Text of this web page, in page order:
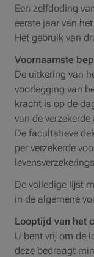
Een zelfdoding
eerste jaar van
Het gebruik van
Voornaamste
De uitkering van
voorlegging van
kracht is op de
van de verzekerde
De facultatieve
per verzekerde
De volledige lijst
in de algemene
Looptijd van het
U bent vrij om de
deze bedraagt